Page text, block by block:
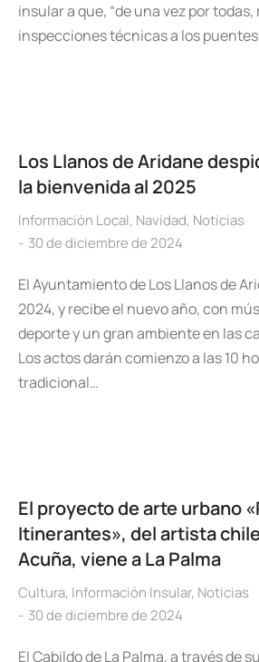
insular a que, “de una vez por
inspecciones técnicas a los puentes
Los Llanos de Aridane
la bienvenida al 2025
Información Local, Navidad, Noticias
30 de diciembre de 2024
El Ayuntamiento de Los Llanos de
2024, y recibe el nuevo año, con
deporte y un gran ambiente en las
Los actos darán comienzo a las 10
tradicional…
El proyecto de arte urbano
Itinerantes», del artista
Acuña, viene a La Palma
Cultura, Información Insular, Noticias
30 de diciembre de 2024
El Cabildo de La Palma, a través de